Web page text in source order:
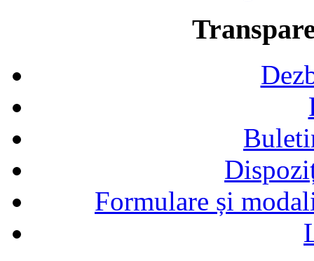
Formulare și